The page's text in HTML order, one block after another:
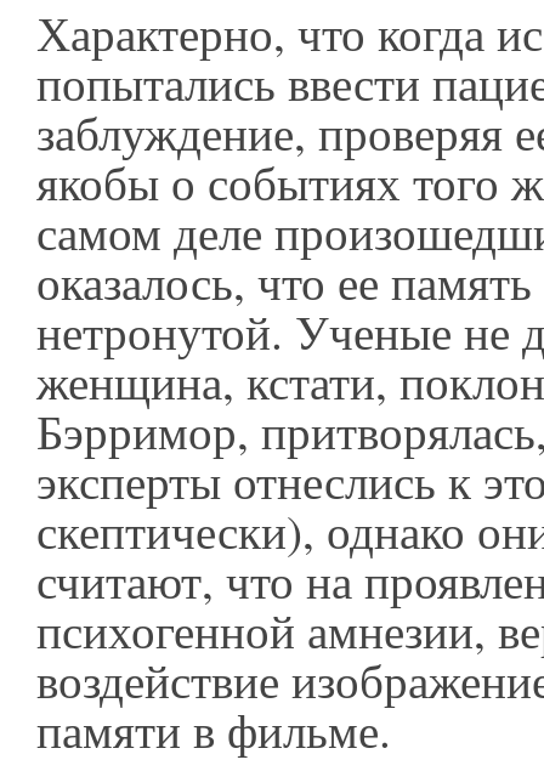
Характерно, что когда
попытались ввести
заблуждение, проверяя
якобы о событиях того
самом деле
оказалось, что ее память
нетронутой. Ученые не
женщина, кстати,
Бэрримор,
эксперты отнеслись к
скептически), однако
считают, что на
психогенной амнезии,
воздействие
памяти в фильме.